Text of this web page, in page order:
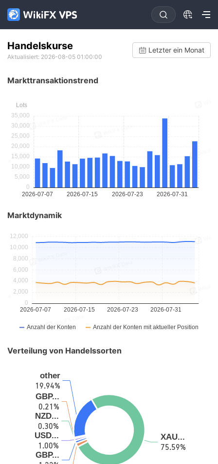
Handelskurse
Aktualisiert: 2026-08-05 01:00:00
Letzter ein Monat
Markttransaktionstrend
Marktdynamik
Verteilung von Handelssorten